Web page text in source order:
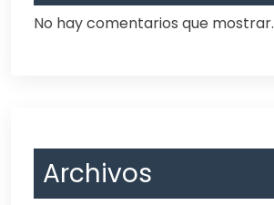
No hay comentarios que mostrar.
Archivos